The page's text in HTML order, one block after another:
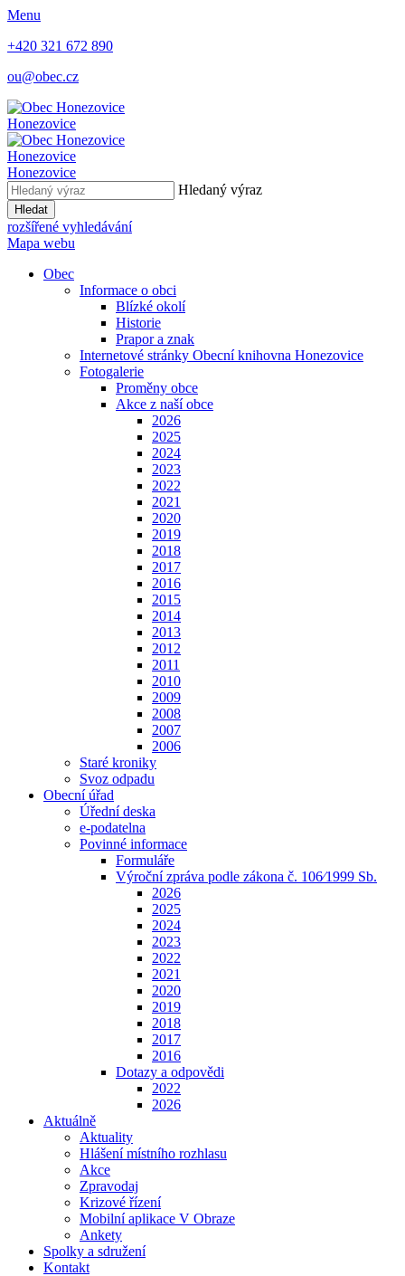
Menu
+420 321 672 890
ou@obec.cz
Honezovice
Honezovice
Honezovice
Hledaný výraz
Hledat
rozšířené vyhledávání
Mapa webu
Obec
Informace o obci
Blízké okolí
Historie
Prapor a znak
Internetové stránky Obecní knihovna Honezovice
Fotogalerie
Proměny obce
Akce z naší obce
2026
2025
2024
2023
2022
2021
2020
2019
2018
2017
2016
2015
2014
2013
2012
2011
2010
2009
2008
2007
2006
Staré kroniky
Svoz odpadu
Obecní úřad
Úřední deska
e-podatelna
Povinné informace
Formuláře
Výroční zpráva podle zákona č. 106⁄1999 Sb.
2026
2025
2024
2023
2022
2021
2020
2019
2018
2017
2016
Dotazy a odpovědi
2022
2026
Aktuálně
Aktuality
Hlášení místního rozhlasu
Akce
Zpravodaj
Krizové řízení
Mobilní aplikace V Obraze
Ankety
Spolky a sdružení
Kontakt